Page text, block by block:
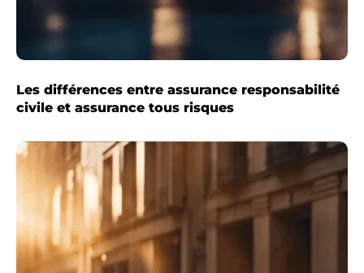
Les différences entre assurance responsabilité
civile et assurance tous risques